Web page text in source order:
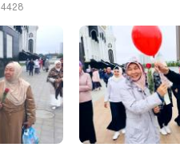
4428